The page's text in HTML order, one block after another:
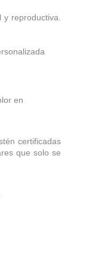
reproductiva.
en
certificadas
que solo se